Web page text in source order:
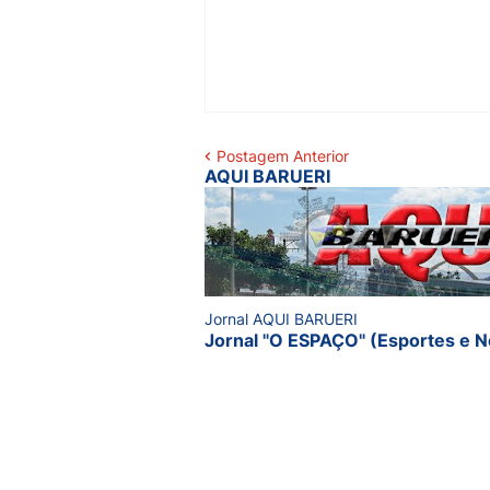
Postagem Anterior
AQUI BARUERI
Jornal AQUI BARUERI
Jornal "O ESPAÇO" (Esportes e